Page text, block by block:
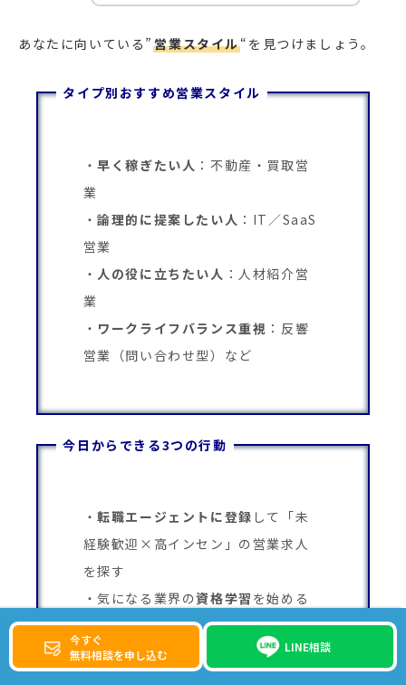
あなたに向いている” 営業スタイル“を見つけましょう。
タイプ別おすすめ営業スタイル
早く稼ぎたい人 ：不動産・買取営
業
論理的に提案したい人 ：IT／SaaS
営業
人の役に立ちたい人 ：人材紹介営
業
ワークライフバランス重視 ：反響
営業（問い合わせ型）など
今日からできる3つの行動
転職エージェントに登録 して「未
経験歓迎×高インセン」の営業求人
を探す
気になる業界の資格学習 を始める
（宅建・ITパスポートなど）
自分の経験を「
営業スキル」に翻
今すぐ
無料相談を申し込む
LINE相談